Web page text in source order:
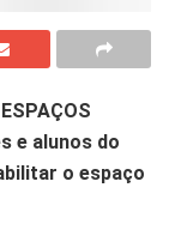
e alunos do
o espaço